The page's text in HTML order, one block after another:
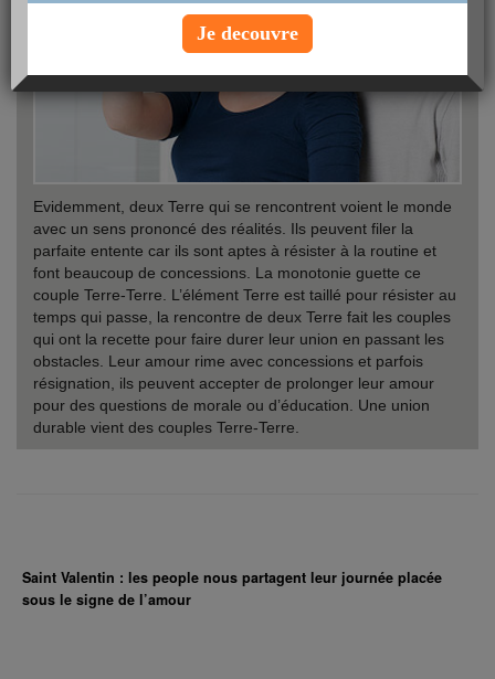
Evidemment, deux Terre qui se rencontrent voient le monde
avec un sens prononcé des réalités. Ils peuvent filer la
parfaite entente car ils sont aptes à résister à la routine et
font beaucoup de concessions. La monotonie guette ce
couple Terre-Terre. L’élément Terre est taillé pour résister au
temps qui passe, la rencontre de deux Terre fait les couples
qui ont la recette pour faire durer leur union en passant les
obstacles. Leur amour rime avec concessions et parfois
résignation, ils peuvent accepter de prolonger leur amour
pour des questions de morale ou d’éducation. Une union
durable vient des couples Terre-Terre.
Saint Valentin : les people nous partagent leur journée placée
sous le signe de l’amour
Je decouvre